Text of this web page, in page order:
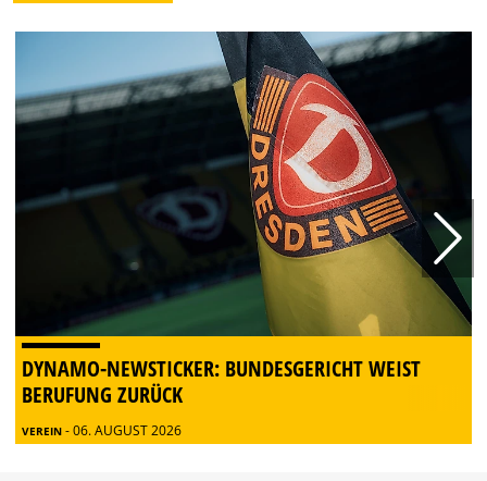
DYNAMO-NEWSTICKER: BUNDESGERICHT WEIST
BERUFUNG ZURÜCK
VEREIN - 06. AUGUST 2026